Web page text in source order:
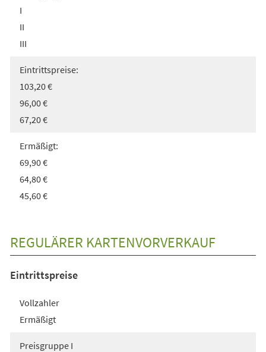
I
II
III
Eintrittspreise:
103,20 €
96,00 €
67,20 €
Ermäßigt:
69,90 €
64,80 €
45,60 €
REGULÄRER KARTENVORVERKAUF
Eintrittspreise
Vollzahler
Ermäßigt
Preisgruppe I